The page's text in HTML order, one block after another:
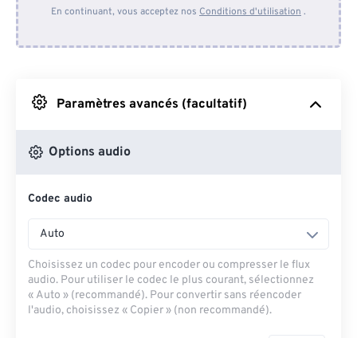
Depuis Google Drive
Depuis OneDrive
En continuant, vous acceptez nos Conditions d'utilisation .
Paramètres avancés (facultatif)
Options audio
Codec audio
Auto
Choisissez un codec pour encoder ou compresser le flux
audio. Pour utiliser le codec le plus courant, sélectionnez
« Auto » (recommandé). Pour convertir sans réencoder
l'audio, choisissez « Copier » (non recommandé).